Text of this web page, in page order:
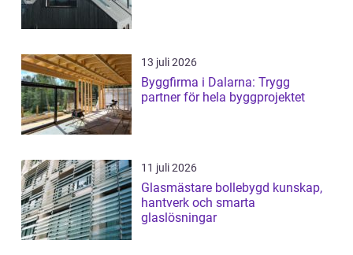
13 juli 2026
Byggfirma i Dalarna: Trygg
partner för hela byggprojektet
11 juli 2026
Glasmästare bollebygd kunskap,
hantverk och smarta
glaslösningar